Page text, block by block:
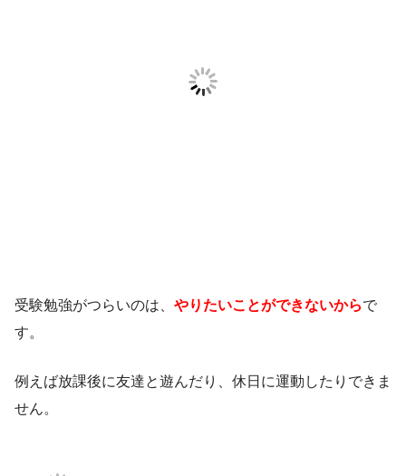
受験勉強がつらいのは、 やりたいことができないからで
す。
例えば放課後に友達と遊んだり、休日に運動したりできま
せん。